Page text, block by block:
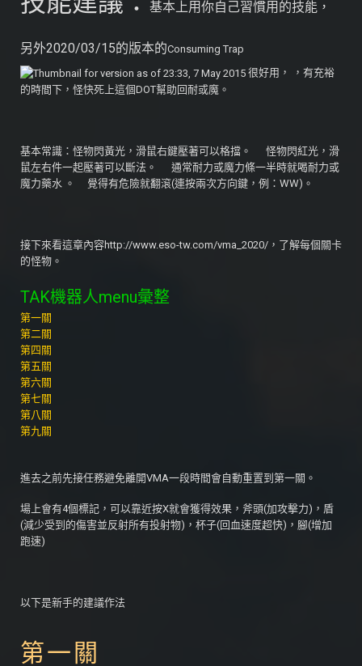
基本上用你自己習慣用的技能，
另外2020/03/15的版本的Consuming Trap
很好用， ，有充裕
的時間下，怪快死上這個DOT幫助回耐或魔。
基本常識：怪物閃黃光，滑鼠右鍵壓著可以格擋。 怪物閃紅光，滑
鼠左右件一起壓著可以斷法。 通常耐力或魔力條一半時就喝耐力或
魔力藥水 。 覺得有危險就翻滾(連按兩次方向鍵，例：WW)。
接下來看這章內容http://www.eso-tw.com/vma_2020/，了解每個關卡
的怪物。
TAK機器人menu彙整
第一關
第二關
第四關
第五關
第六關
第七關
第八關
第九關
進去之前先接任務避免離開VMA一段時間會自動重置到第一關。
場上會有4個標記，可以靠近按X就會獲得效果，斧頭(加攻擊力)，盾
(減少受到的傷害並反射所有投射物)，杯子(回血速度超快)，腳(增加
跑速)
以下是新手的建議作法
第一關